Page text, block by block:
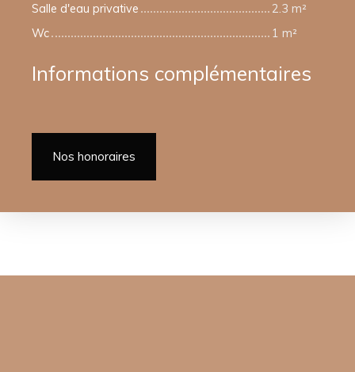
Salle d'eau privative
2.3 m²
Wc
1 m²
Informations complémentaires
Nos honoraires